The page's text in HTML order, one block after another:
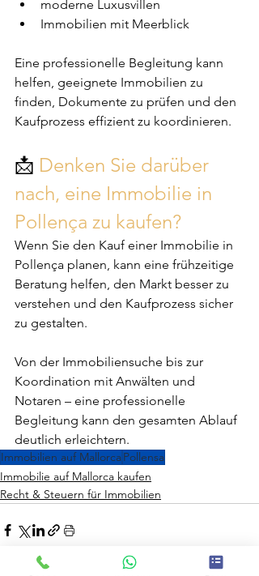
moderne Luxusvillen
Immobilien mit Meerblick
Eine professionelle Begleitung kann
helfen, geeignete Immobilien zu
finden, Dokumente zu prüfen und den
Kaufprozess effizient zu koordinieren.
📩 Denken Sie darüber
nach, eine Immobilie in
Pollença zu kaufen?
Wenn Sie den Kauf einer Immobilie in
Pollença planen, kann eine frühzeitige
Beratung helfen, den Markt besser zu
verstehen und den Kaufprozess sicher
zu gestalten.
Von der Immobiliensuche bis zur
Koordination mit Anwälten und
Notaren – eine professionelle
Begleitung kann den gesamten Ablauf
deutlich erleichtern.
Immobilien auf Mallorca Pollensa
Immobilie auf Mallorca kaufen
Recht & Steuern für Immobilien